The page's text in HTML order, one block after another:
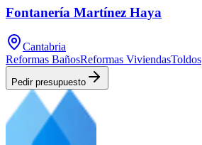
Fontanería Martínez Haya
Cantabria
Reformas BañosReformas ViviendasToldos
Pedir presupuesto